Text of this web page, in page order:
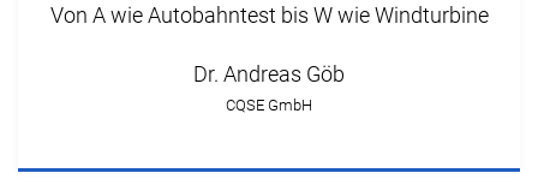
Von A wie Autobahntest bis W wie Windturbine
Dr. Andreas Göb
CQSE GmbH